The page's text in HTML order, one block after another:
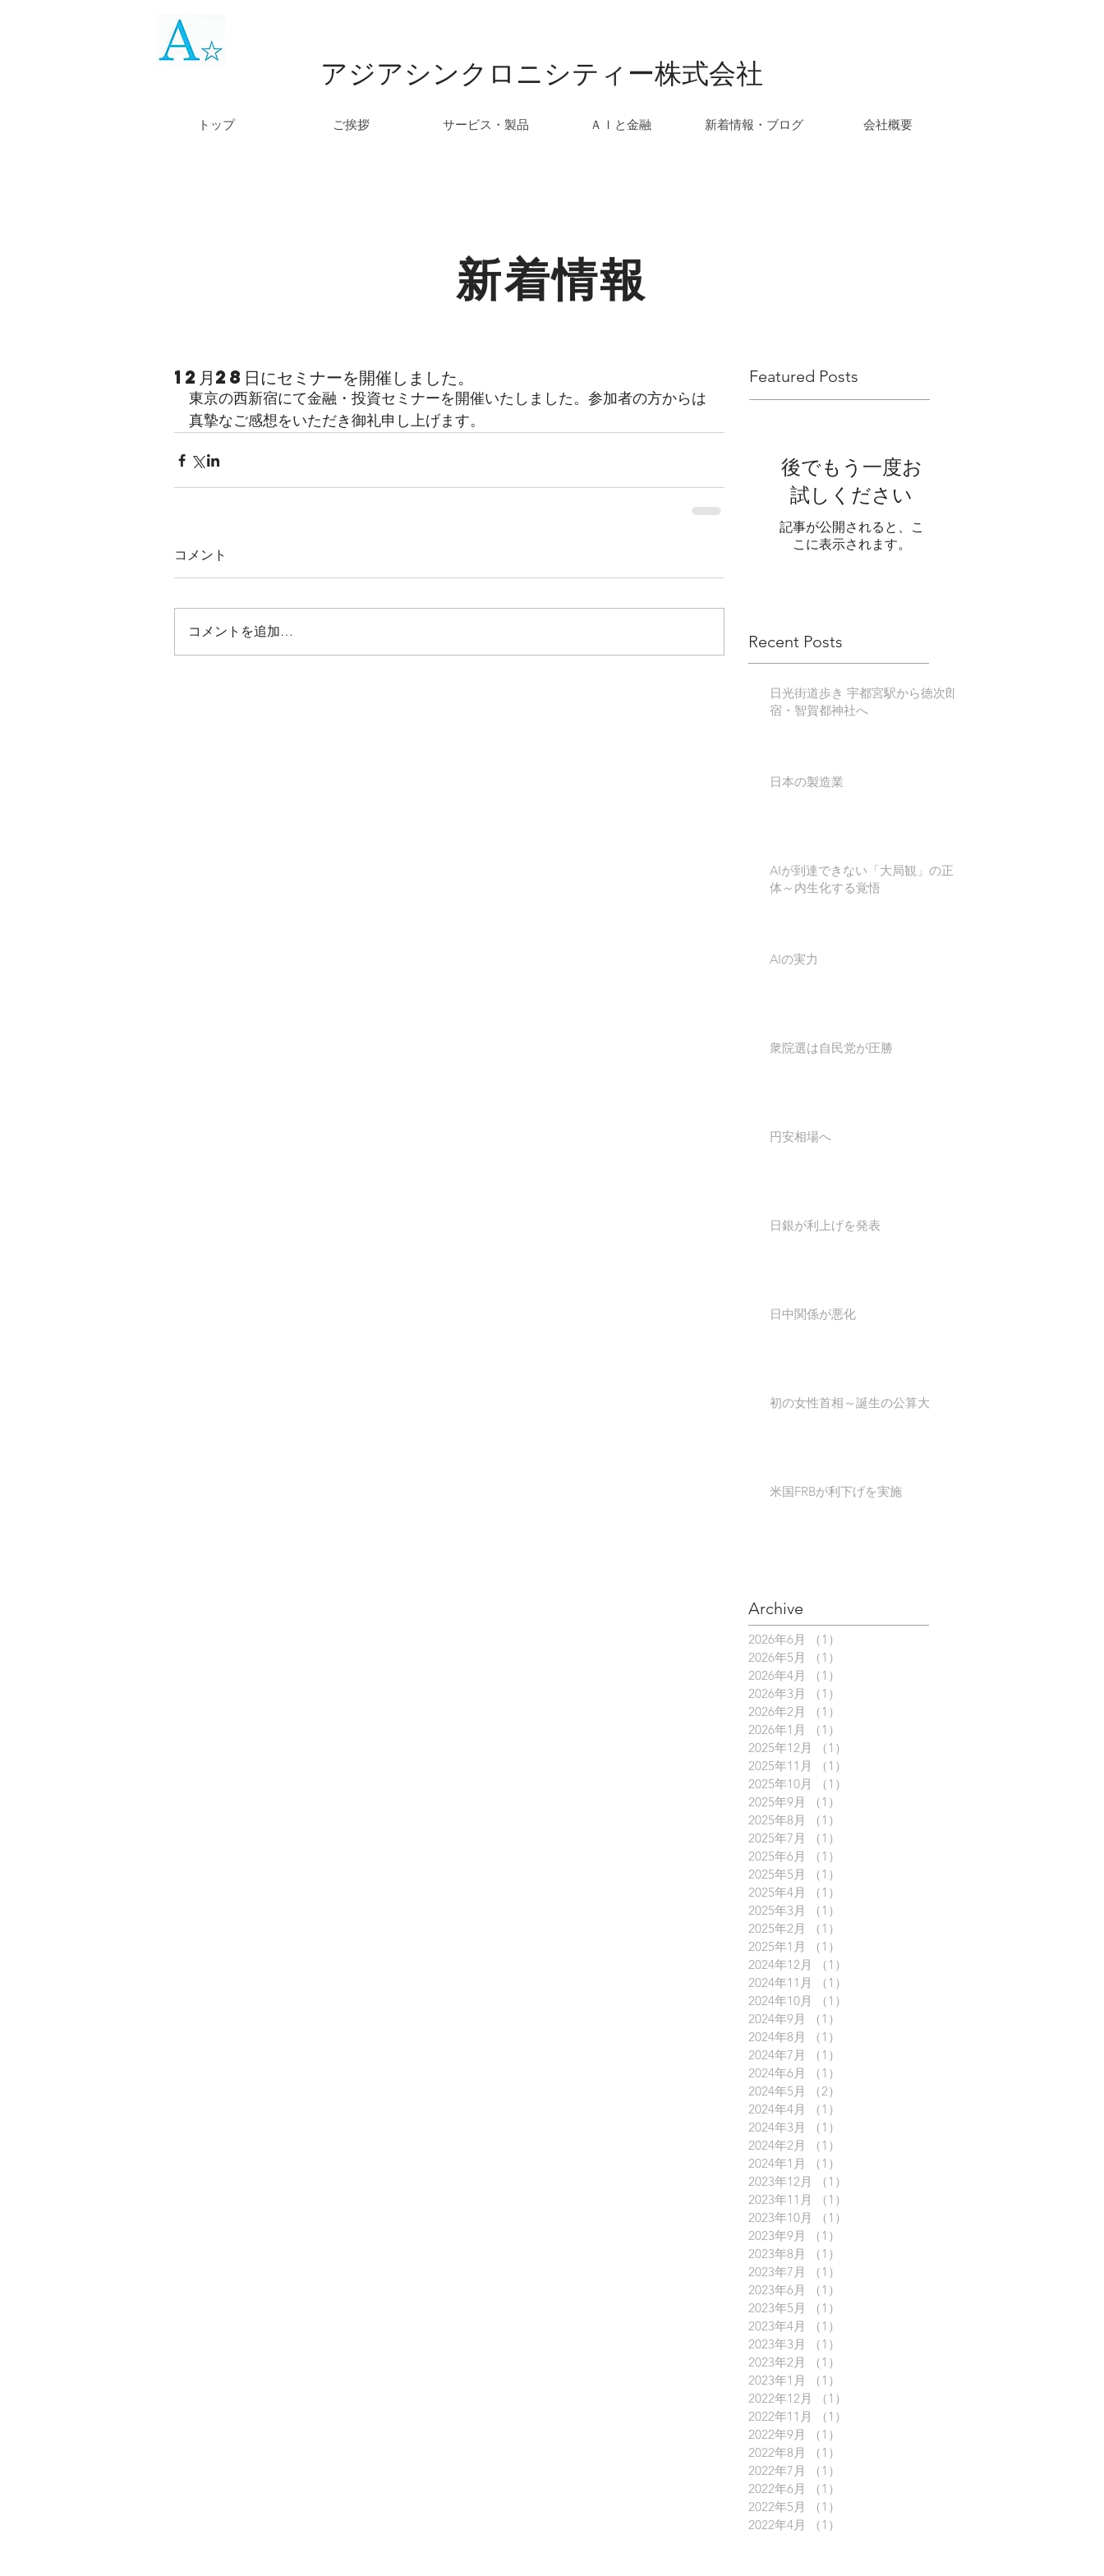
アジアシンクロニシティー株式会社
トップ ご挨拶 サービス・製品 ＡＩと金融 新着情報・ブログ 会社概要
新着情報
12月28日にセミナーを開催しました。
東京の西新宿にて金融・投資セミナーを開催いたしました。参加者の方からは
真摯なご感想をいただき御礼申し上げます。
コメント
コメントを追加…
Featured Posts
後でもう一度お
試しください
記事が公開されると、こ
こに表示されます。
Recent Posts
日光街道歩き 宇都宮駅から徳次郎
宿・智賀都神社へ
日本の製造業
AIが到達できない「大局観」の正
体～内生化する覚悟
AIの実力
衆院選は自民党が圧勝
円安相場へ
日銀が利上げを発表
日中関係が悪化
初の女性首相～誕生の公算大
米国FRBが利下げを実施
Archive
2026年6月 （1）
2026年5月
（1）
2026年4月
（1）
2026年3月
（1）
2026年2月
（1）
2026年1月
（1）
2025年12月
（1）
2025年11月
（1）
2025年10月
（1）
2025年9月
（1）
2025年8月
（1）
2025年7月
（1）
2025年6月
（1）
2025年5月
（1）
2025年4月
（1）
2025年3月
（1）
2025年2月
（1）
2025年1月
（1）
2024年12月
（1）
2024年11月
（1）
2024年10月
（1）
2024年9月
（1）
2024年8月
（1）
2024年7月
（1）
2024年6月
（1）
2024年5月
（2）
2024年4月
（1）
2024年3月
（1）
2024年2月
（1）
2024年1月
（1）
2023年12月
（1）
2023年11月
（1）
2023年10月
（1）
2023年9月
（1）
2023年8月
（1）
2023年7月
（1）
2023年6月
（1）
2023年5月
（1）
2023年4月
（1）
2023年3月
（1）
2023年2月
（1）
2023年1月
（1）
2022年12月
（1）
2022年11月
（1）
2022年9月
（1）
2022年8月
（1）
2022年7月
（1）
2022年6月
（1）
2022年5月
（1）
2022年4月
（1）